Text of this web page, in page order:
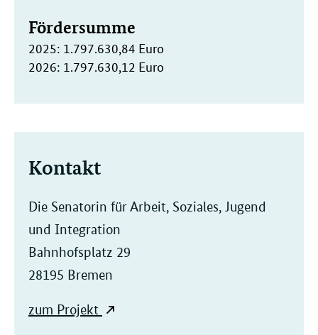
Fördersumme
2025: 1.797.630,84 Euro
2026: 1.797.630,12 Euro
Kontakt
Die Senatorin für Arbeit, Soziales, Jugend
und Integration
Bahnhofsplatz 29
28195 Bremen
zum Projekt